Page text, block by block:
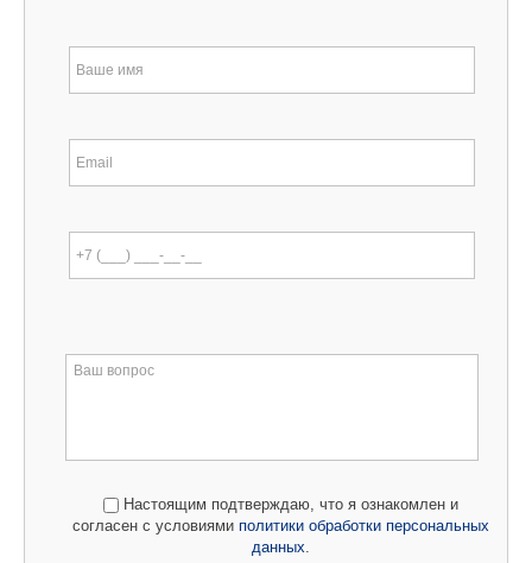
Настоящим подтверждаю, что я ознакомлен и
согласен с условиями политики обработки персональных
данных